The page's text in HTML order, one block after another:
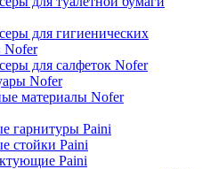
для гигиенических
Nofer
для салфеток Nofer
Nofer
материалы Nofer
гарнитуры Paini
стойки Paini
Paini